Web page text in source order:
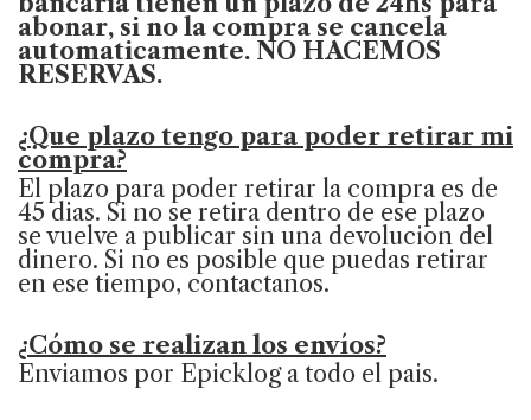
abonar, si no la compra se cancela
automaticamente. NO HACEMOS
RESERVAS.
¿Que plazo tengo para poder retirar mi
compra?
El plazo para poder retirar la compra es de
45 dias. Si no se retira dentro de ese plazo
se vuelve a publicar sin una devolucion del
dinero. Si no es posible que puedas retirar
en ese tiempo, contactanos.
¿Cómo se realizan los envíos?
Enviamos por Epicklog a todo el pais.